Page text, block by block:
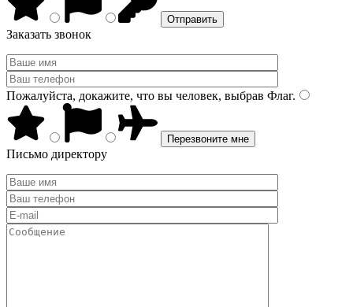
Заказать звонок
Пожалуйста, докажите, что вы человек, выбрав Флаг.
Письмо директору